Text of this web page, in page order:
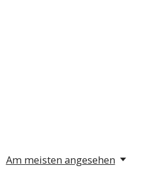
Am meisten angesehen